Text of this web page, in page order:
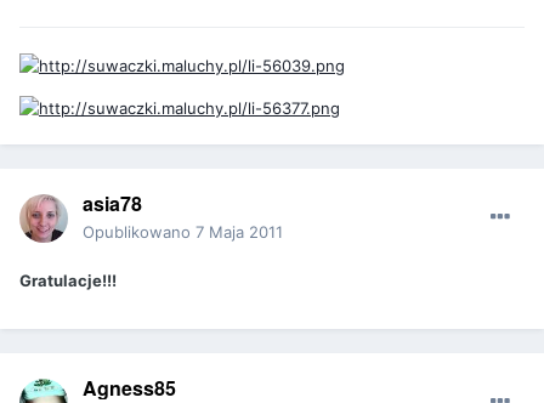
asia78
Opublikowano 7 Maja 2011
Gratulacje!!!
Agness85